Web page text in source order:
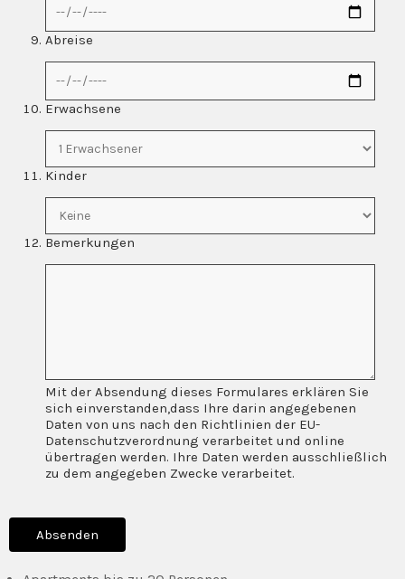
Abreise
Erwachsene
Kinder
Bemerkungen
Mit der Absendung dieses Formulares erklären Sie
sich einverstanden,dass Ihre darin angegebenen
Daten von uns nach den Richtlinien der EU-
Datenschutzverordnung verarbeitet und online
übertragen werden. Ihre Daten werden ausschließlich
zu dem angegeben Zwecke verarbeitet.